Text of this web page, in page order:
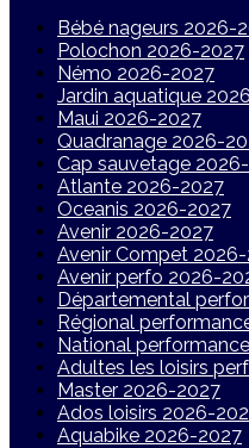
Bébé nageurs 2026-
Polochon 2026-2027
Némo 2026-2027
Jardin aquatique
Maui 2026-2027
Quadranage 2026-
Cap sauvetage
Atlante 2026-2027
Oceanis 2026-2027
Avenir 2026-2027
Avenir Compet
Avenir perfo 2026-
Départemental
Régional
National
Adultes les loisirs
Master 2026-2027
Ados loisirs 2026-
Aquabike 2026-2027